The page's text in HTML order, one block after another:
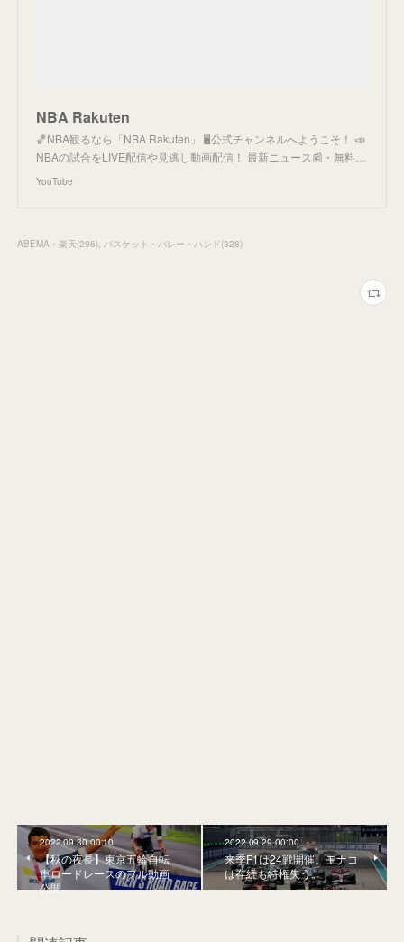
NBA Rakuten
🏀NBA観るなら「NBA Rakuten」 🖥公式チャンネルへようこそ！ 📣
NBAの試合をLIVE配信や見逃し動画配信！ 最新ニュース📰・無料…
YouTube
ABEMA・楽天(296) バスケット・バレー・ハンド(328)
2022.09.30 00:10
【秋の夜長】東京五輪自転
車ロードレースのフル動画
公開。
2022.09.29 00:00
来季F1は24戦開催。モナコ
は存続も特権失う。